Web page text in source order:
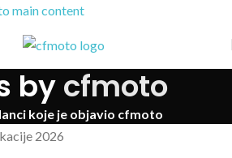
main content
bycfmoto
koje je objavio cfmoto